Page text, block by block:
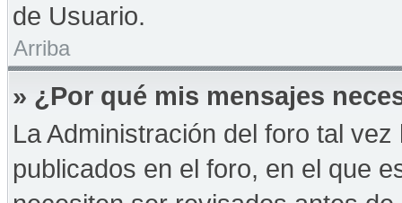
de Usuario.
Arriba
» ¿Por qué mis mensajes
La Administración del foro tal
publicados en el foro, en el que